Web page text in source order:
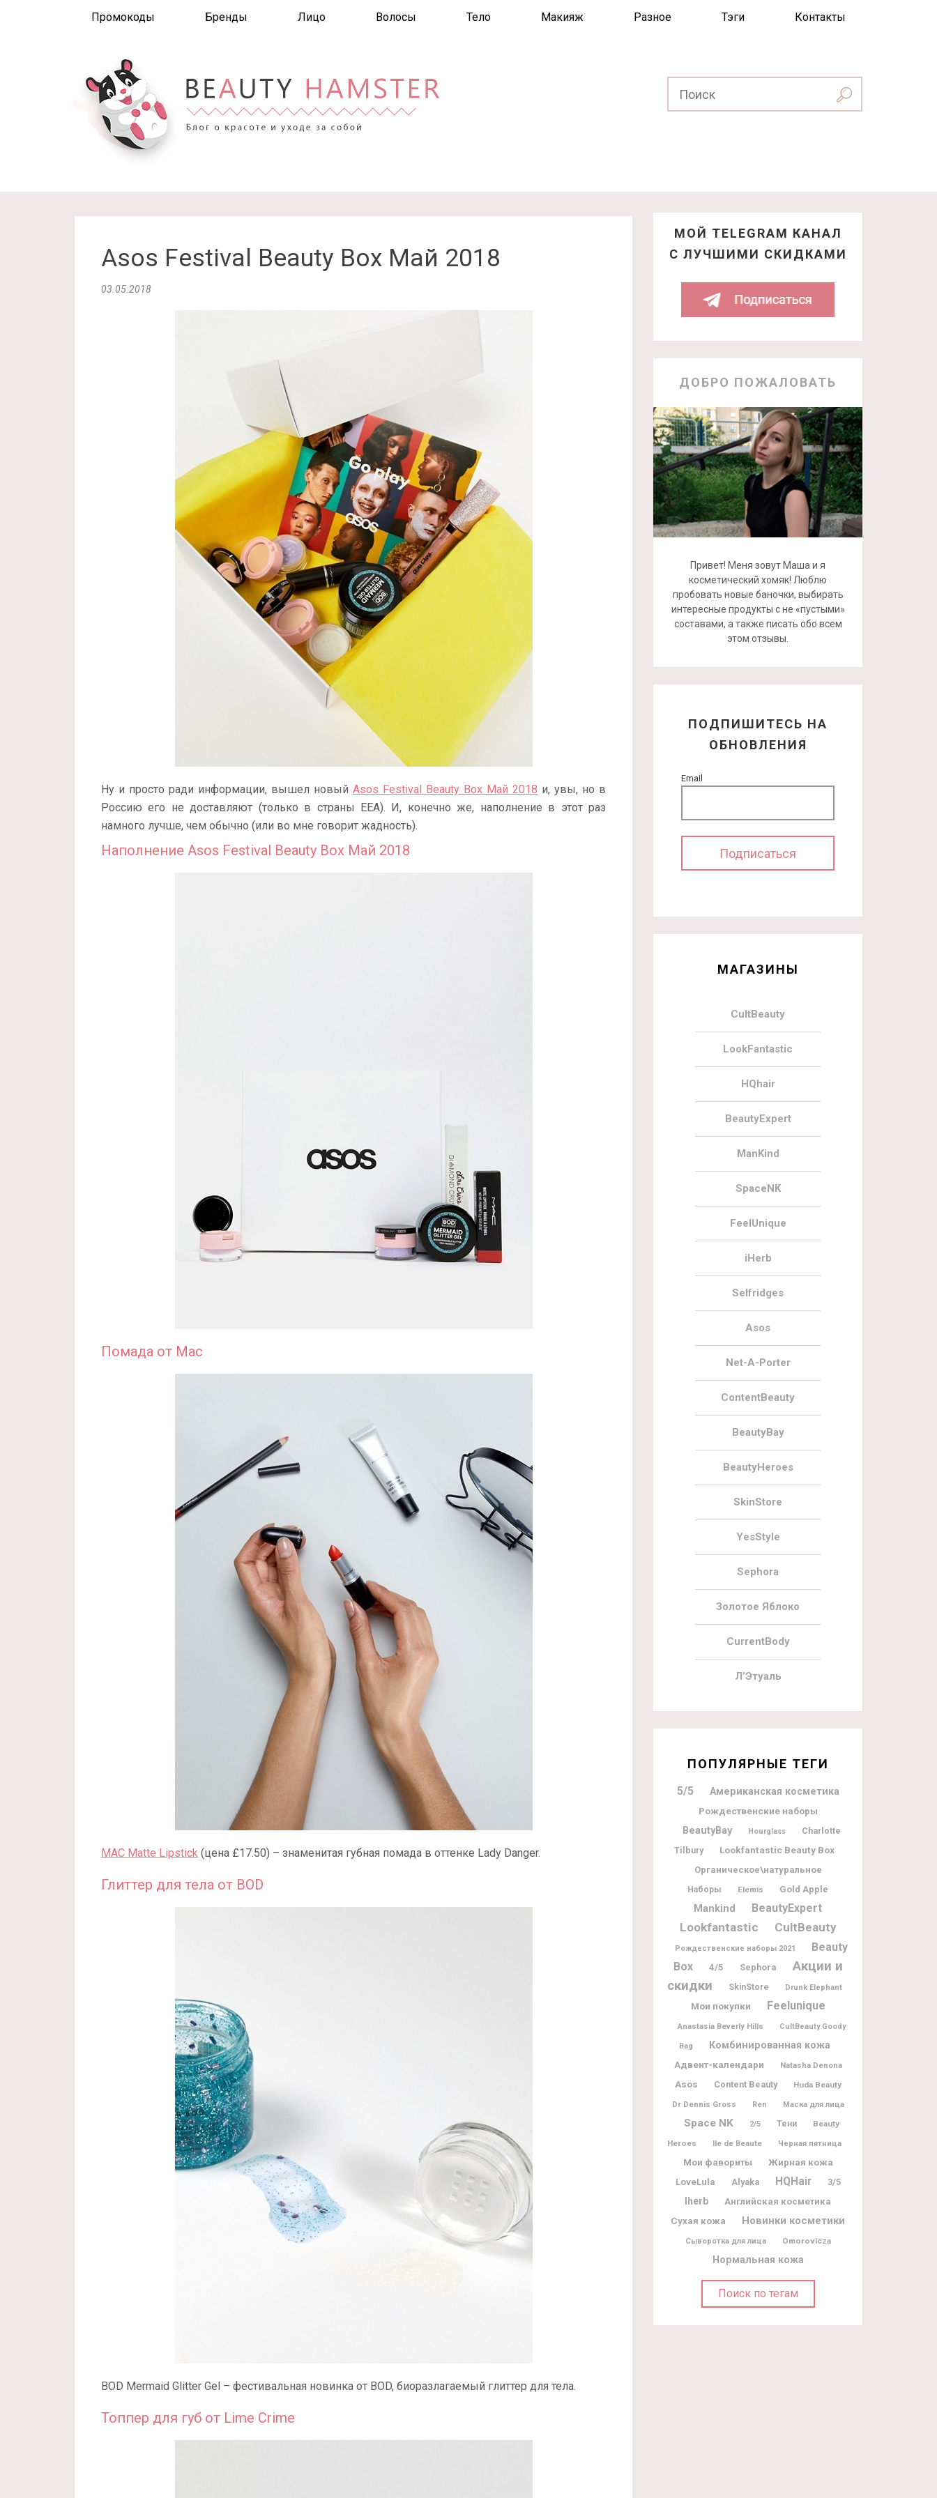
Промокоды Бренды Лицо Волосы Тело Макияж Разное Тэги Контакты
Asos Festival Beauty Box Май 2018
03.05.2018
Ну и просто ради информации, вышел новый Asos Festival Beauty Box Май 2018 и, увы, но в
Россию его не доставляют (только в страны EEA). И, конечно же, наполнение в этот раз
намного лучше, чем обычно (или во мне говорит жадность).
Наполнение Asos Festival Beauty Box Май 2018
Помада от Mac
MAC Matte Lipstick (цена £17.50) – знаменитая губная помада в оттенке Lady Danger.
Глиттер для тела от BOD
BOD Mermaid Glitter Gel – фестивальная новинка от BOD, биоразлагаемый глиттер для тела.
Топпер для губ от Lime Crime
МОЙ TELEGRAM КАНАЛ
С ЛУЧШИМИ СКИДКАМИ
ДОБРО ПОЖАЛОВАТЬ
Привет! Меня зовут Маша и я
косметический хомяк! Люблю
пробовать новые баночки, выбирать
интересные продукты с не «пустыми»
составами, а также писать обо всем
этом отзывы.
ПОДПИШИТЕСЬ НА
ОБНОВЛЕНИЯ
Email
МАГАЗИНЫ
CultBeauty
LookFantastic
HQhair
BeautyExpert
ManKind
SpaceNK
FeelUnique
iHerb
Selfridges
Asos
Net-A-Porter
ContentBeauty
BeautyBay
BeautyHeroes
SkinStore
YesStyle
Sephora
Золотое Яблоко
CurrentBody
Л’Этуаль
ПОПУЛЯРНЫЕ ТЕГИ
5/5
Американская косметика
Рождественские наборы
BeautyBay Hourglass
Charlotte
Tilbury
Lookfantastic Beauty Box
Органическое\натуральное
Наборы Elemis Gold Apple
Mankind BeautyExpert
Lookfantastic CultBeauty
Рождественские наборы 2021
Beauty
Box
4/5 Sephora
Акции и
скидки
SkinStore Drunk Elephant
Мои покупки Feelunique
Anastasia Beverly Hills CultBeauty Goody
Bag
Комбинированная кожа
Адвент-календари
Natasha Denona
Asos Content Beauty
Huda Beauty
Dr Dennis Gross
Ren Маска для лица
Space NK 2/5 Тени
Beauty
Heroes
Ile de Beaute Черная пятница
Мои фавориты Жирная кожа
LoveLula Alyaka HQHair 3/5
Iherb
Английская косметика
Сухая кожа
Новинки косметики
Сыворотка для лица Omorovicza
Нормальная кожа
Поиск по тегам